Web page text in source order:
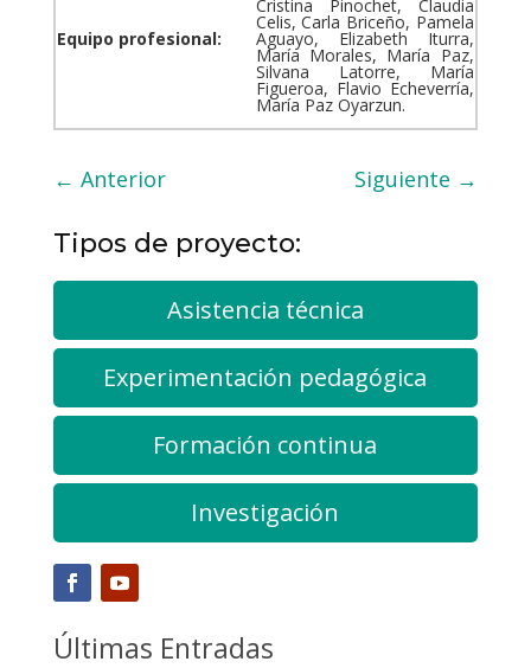
Equipo profesional:
Cristina Pinochet, Claudia
Celis, Carla Briceño, Pamela
Aguayo, Elizabeth Iturra,
María Morales, María Paz,
Silvana Latorre, María
Figueroa, Flavio Echeverría,
María Paz Oyarzun.
← Anterior Siguiente →
Tipos de proyecto:
Asistencia técnica
Experimentación pedagógica
Formación continua
Investigación
Últimas Entradas